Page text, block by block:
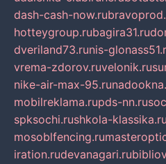
dash-cash-now.ru
hotteygroup.rubagira31.ru
dveriland73.runis-
vrema-zdorov.ruvelonik.ru
nike-air-max-95.ru
mobilreklama.rupds-nn.ru
spksochi.rushkola-klassika.ru
mosoblfencing.ru
iration.rudevanagari.ru